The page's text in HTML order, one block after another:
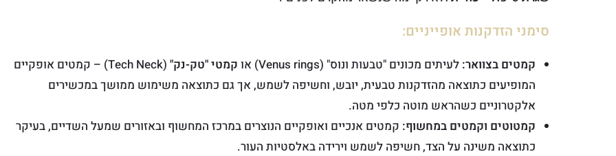
סימני הזדקנות אופייניים:
קמטים בצוואר: לעיתים מכונים "טבעות ונוס" (Venus rings) או קמטי "טק-נק"
(Tech Neck) – קמטים אופקיים
המופיעים כתוצאה מהזדקנות טבעית, יובש, וחשיפה לשמש, אך גם כתוצאה משימוש ממושך במכשירים
אלקטרוניים כשהראש מוטה כלפי מטה.
קמטוטים וקמטים במחשוף: קמטים אנכיים ואופקיים הנוצרים במרכז המחשוף ובאזורים שמעל השדיים, בעיקר
כתוצאה משינה על הצד, חשיפה לשמש וירידה באלסטיות העור.